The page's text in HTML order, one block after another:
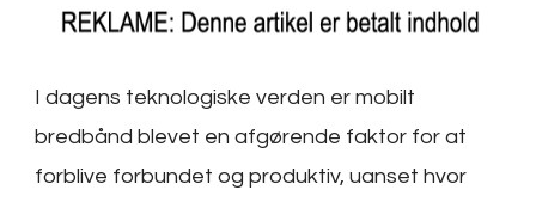
I dagens teknologiske verden er mobilt
bredbånd blevet en afgørende faktor for at
forblive forbundet og produktiv, uanset hvor